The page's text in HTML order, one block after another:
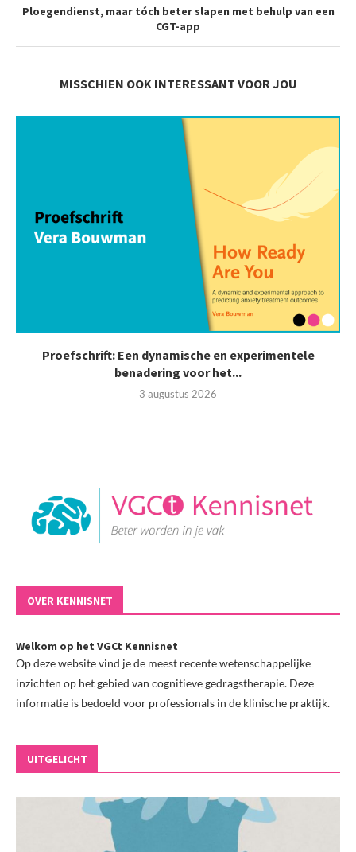
Ploegendienst, maar tóch beter slapen met behulp van een
CGT-app
MISSCHIEN OOK INTERESSANT VOOR JOU
Proefschrift: Een dynamische en experimentele
benadering voor het...
3 augustus 2026
OVER KENNISNET
Welkom op het VGCt Kennisnet
Op deze website vind je de meest recente wetenschappelijke
inzichten op het gebied van cognitieve gedragstherapie. Deze
informatie is bedoeld voor professionals in de klinische praktijk.
UITGELICHT